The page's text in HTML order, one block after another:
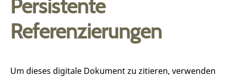
Persistente
Referenzierungen
Um dieses digitale Dokument zu zitieren, verwenden